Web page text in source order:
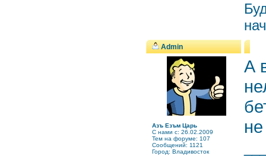
Admin
Азъ Езъм Царь
C нами с: 26.02.2009
Тем на форуме: 107
Сообщений: 1121
Город: Владивосток
А